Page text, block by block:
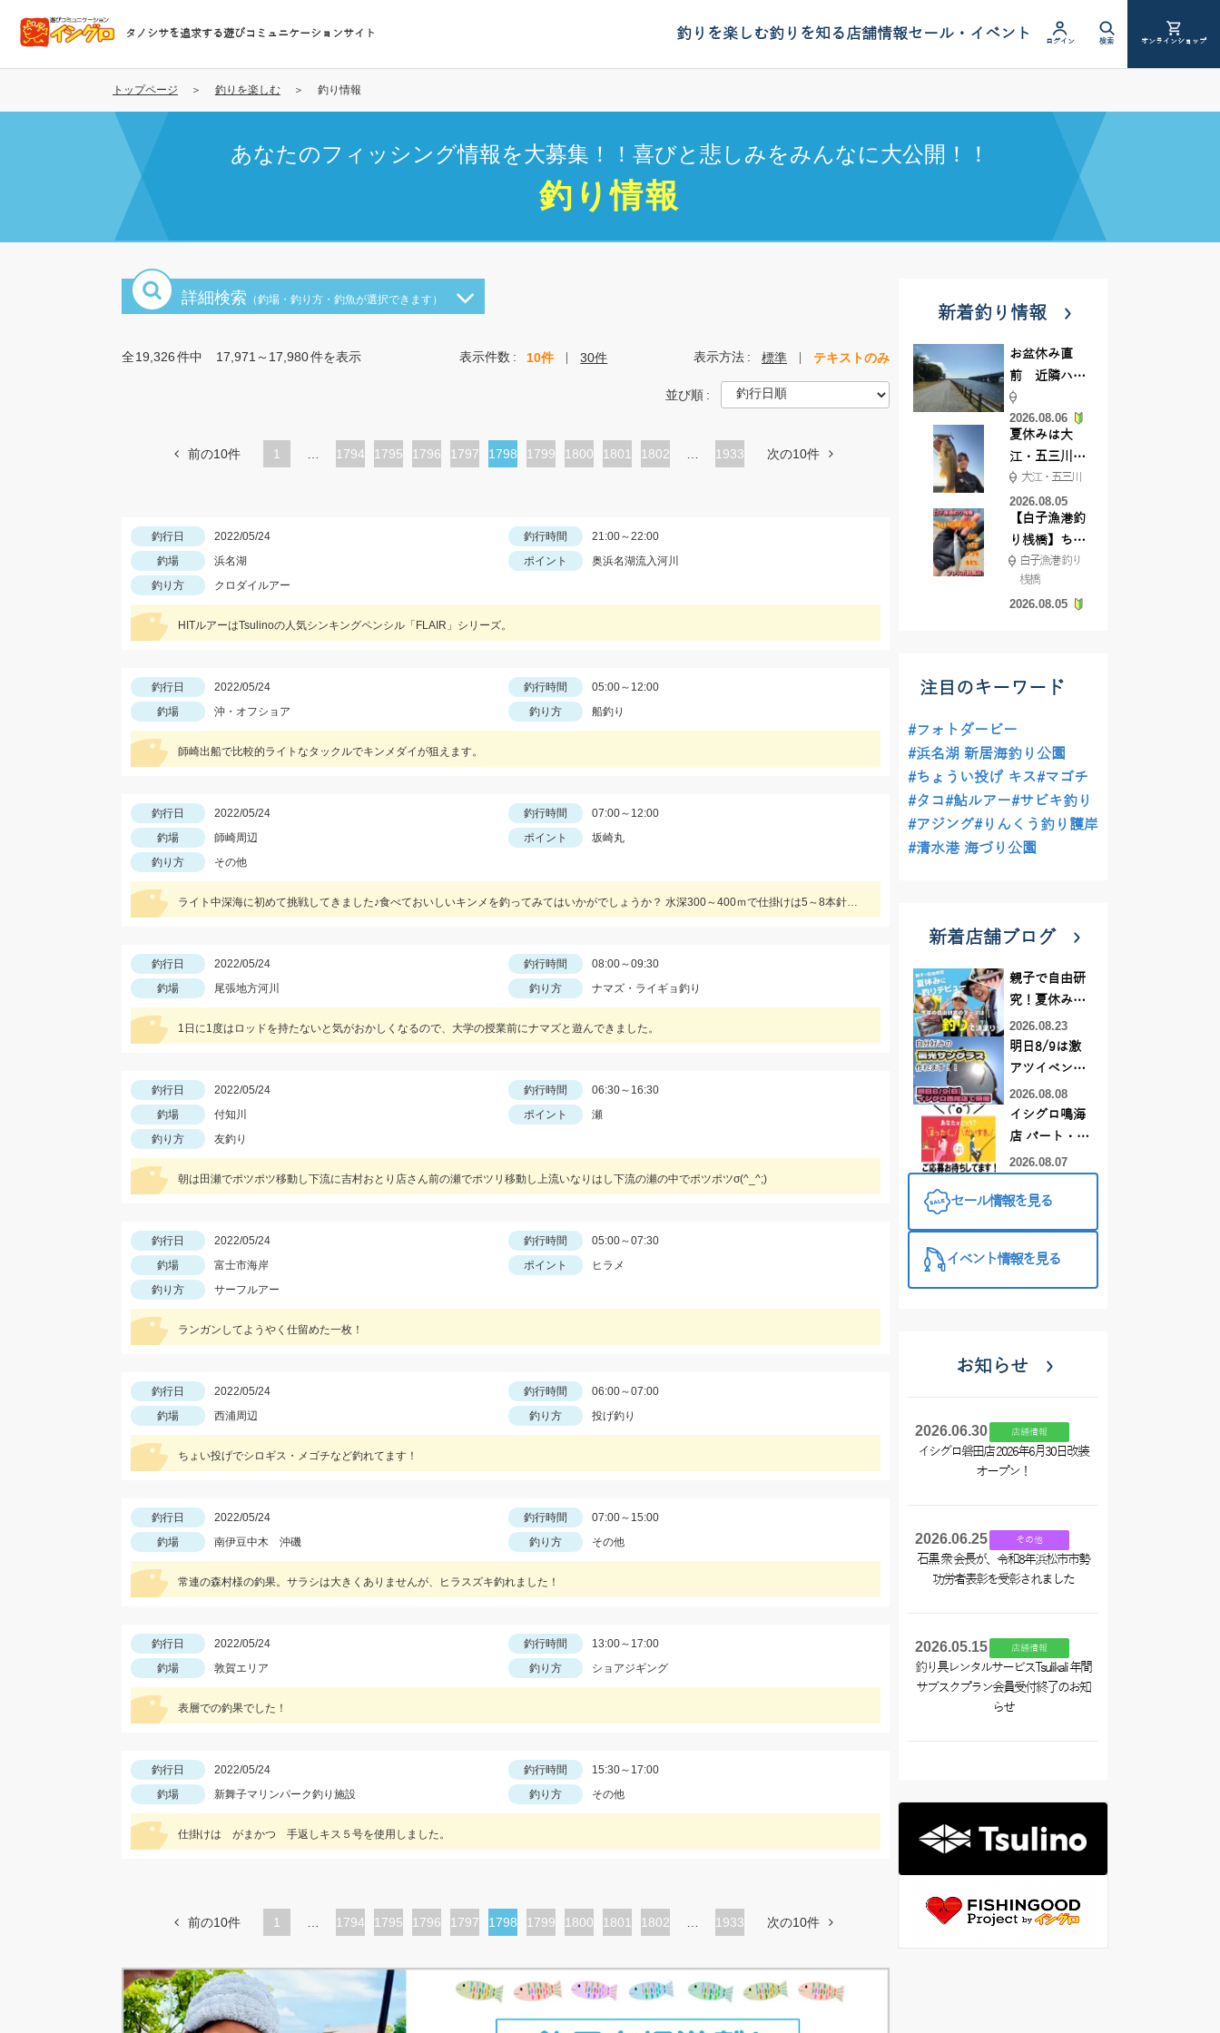
コ
テ
タノシサを追求する遊びコミュニケーションサイト 釣りを楽しむ釣りを知る店舗情報セール・イベント ログイン 検索 オンラインショップ
トップページ 釣りを楽しむ 釣り情報
あなたのフィッシング情報を大募集！！喜びと悲しみをみんなに大公開！！
釣り情報
詳細検索 （釣場・釣り方・釣魚が選択できます）
全19,326件中 17,971～17,980件を表示 表示件数 10件 30件 表示方法 標準 テキストのみ
並び順
前の10件 1
ペ
1794
ペ
1795
ペ
1796
ペ
1797
カ
ジ
1798
ペ
1799
ペ
1800
ペ
1801
ペ
1802 1933 次の10件
釣行日 2022/05/24 釣行時間
21:00～22:00
釣場
浜名湖 ポイント
奥浜名湖流入河川
釣り方
クロダイルアー
HITルアーはTsulinoの人気シンキングペンシル「FLAIR」シリーズ。
釣行日 2022/05/24 釣行時間
05:00～12:00
釣場
沖・オフショア 釣り方 船釣り
師崎出船で比較的ライトなタックルでキンメダイが狙えます。
釣行日 2022/05/24 釣行時間
07:00～12:00
釣場
師崎周辺 ポイント
坂崎丸
釣り方
その他
ライト中深海に初めて挑戦してきました♪食べておいしいキンメを釣ってみてはいかがでしょうか？ 水深300～400ｍで仕掛けは5～8本針のライト中深海用胴突き仕掛けに250号のオモリを使用しました
釣行日 2022/05/24 釣行時間
08:00～09:30
釣場
尾張地方河川 釣り方 ナマズ・ライギョ釣り
1日に1度はロッドを持たないと気がおかしくなるので、大学の授業前にナマズと遊んできました。
釣行日 2022/05/24 釣行時間
06:30～16:30
釣場
付知川 ポイント
瀬
釣り方
友釣り
朝は田瀬でポツポツ移動し下流に吉村おとり店さん前の瀬でポツリ移動し上流いなりはし下流の瀬の中でポツポツσ(^_^;)
釣行日 2022/05/24 釣行時間
05:00～07:30
釣場
富士市海岸 ポイント
ヒラメ
釣り方
サーフルアー
ランガンしてようやく仕留めた一枚！
釣行日 2022/05/24 釣行時間
06:00～07:00
釣場
西浦周辺 釣り方 投げ釣り
ちょい投げでシロギス・メゴチなど釣れてます！
釣行日 2022/05/24 釣行時間
07:00～15:00
釣場
南伊豆中木 沖磯 釣り方 その他
常連の森村様の釣果。サラシは大きくありませんが、ヒラスズキ釣れました！
釣行日 2022/05/24 釣行時間
13:00～17:00
釣場
敦賀エリア 釣り方 ショアジギング
表層での釣果でした！
釣行日 2022/05/24 釣行時間
15:30～17:00
釣場
新舞子マリンパーク釣り施設 釣り方 その他
仕掛けは がまかつ 手返しキス５号を使用しました。
前の10件 1
ペ
1794
ペ
ジ
1795
ペ
1796
ペ
1797
カ
ト
1798
ペ
1799
ペ
1800
ペ
1801
ペ
1802 1933 次の10件
新着釣り情報
お盆休み直
前 近隣ハゼ
釣り場調査し
てきました
2026.08.06
夏休みは大
江・五三川で
バスフィッシ
ング♪
大江・五三川
2026.08.05
【白子漁港釣
り桟橋】ちょ
い投げ釣りが
絶好調!キスや
ハゼが簡単に
白子漁港 釣り
桟橋
2026.08.05
注目のキーワード
#フォトダービー
#浜名湖 新居海釣り公園
#ちょうい投げ キス#マゴチ
#タコ#鮎ルアー#サビキ釣り
#アジング#りんくう釣り護岸
#清水港 海づり公園
新着店舗ブログ
親子で自由研
究！夏休みに
釣りデビュー
2026.08.23
明日8/9は激
アツイベント
日！！！～オ
ーダー偏光グ
ラス受注会～
2026.08.08
イシグロ鳴海
店 パート・ア
ルバイトスタ
募集中！
2026.08.07
セール情報を見る
イベント情報を見る
お知らせ
2026.06.30 店舗情報
イシグロ磐田店 2026年6月30日改装
オープン！
2026.06.25 その他
石黒 衆 会長が、令和8年浜松市市勢
功労者表彰を受彰されました
2026.05.15 店舗情報
釣り具レンタルサービスTsulikali 年間
サブスクプラン会員受付終了のお知
らせ